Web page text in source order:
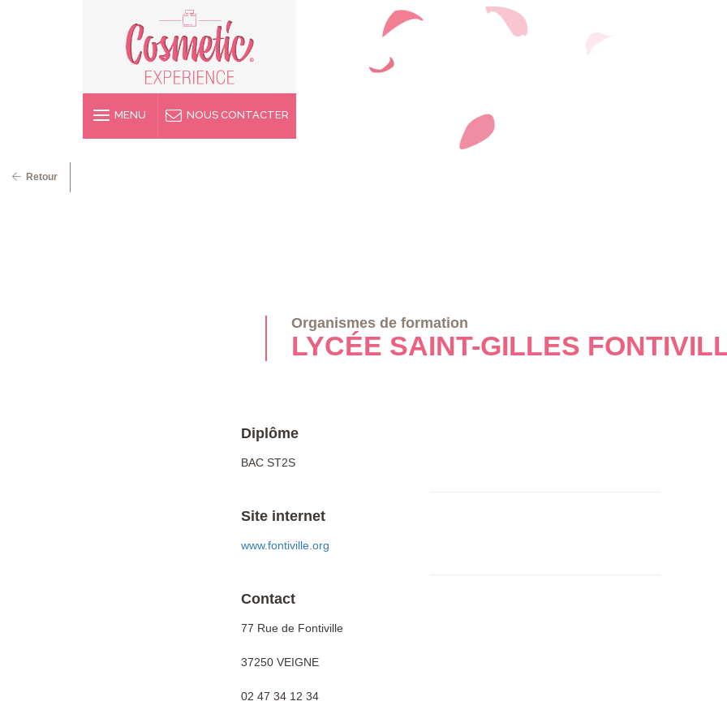
MENU NOUS CONTACTER
Organismes de formation
LYCÉE SAINT-GILLES
Diplôme
BAC ST2S
Site internet
www.fontiville.org
Contact
77 Rue de Fontiville
37250 VEIGNE
02 47 34 12 34
Retour